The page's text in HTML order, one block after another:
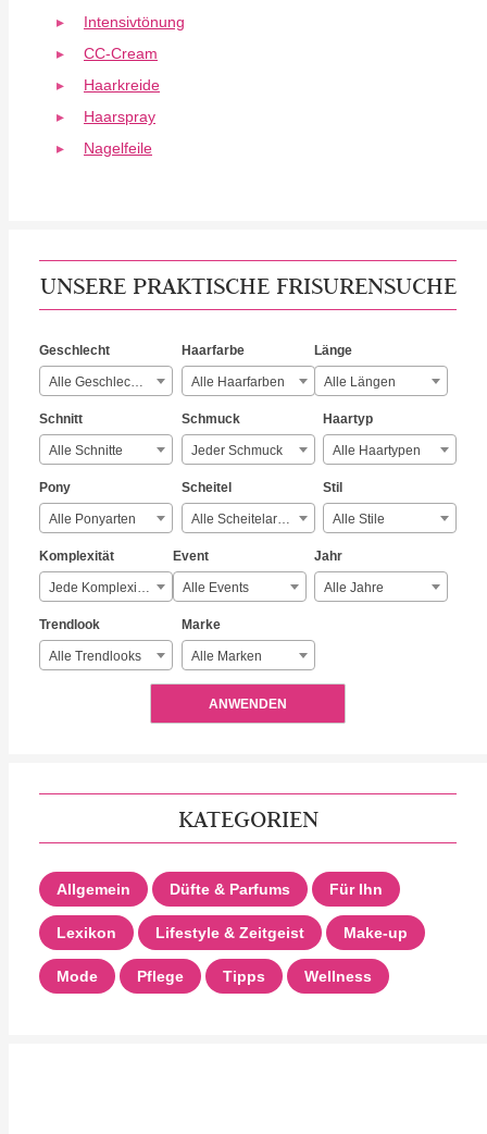
Intensivtönung
CC-Cream
Haarkreide
Haarspray
Nagelfeile
UNSERE PRAKTISCHE FRISURENSUCHE
Geschlecht
Alle Geschlechter
Haarfarbe
Alle Haarfarben
Länge
Alle Längen
Schnitt
Alle Schnitte
Schmuck
Jeder Schmuck
Haartyp
Alle Haartypen
Pony
Alle Ponyarten
Scheitel
Alle Scheitelarten
Stil
Alle Stile
Komplexität
Jede Komplexität
Event
Alle Events
Jahr
Alle Jahre
Trendlook
Alle Trendlooks
Marke
Alle Marken
ANWENDEN
KATEGORIEN
Allgemein Düfte & Parfums Für Ihn
Lexikon Lifestyle & Zeitgeist Make-up
Mode Pflege Tipps Wellness